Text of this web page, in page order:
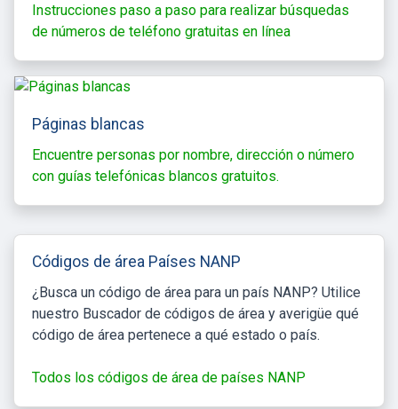
Instrucciones paso a paso para realizar búsquedas
de números de teléfono gratuitas en línea
Páginas blancas
Encuentre personas por nombre, dirección o número
con guías telefónicas blancos gratuitos.
Códigos de área Países NANP
¿Busca un código de área para un país NANP? Utilice
nuestro Buscador de códigos de área y averigüe qué
código de área pertenece a qué estado o país.
Todos los códigos de área de países NANP